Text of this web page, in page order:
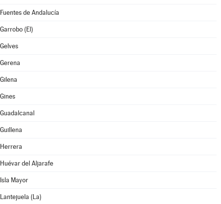
Fuentes de Andalucía
Garrobo (El)
Gelves
Gerena
Gilena
Gines
Guadalcanal
Guillena
Herrera
Huévar del Aljarafe
Isla Mayor
Lantejuela (La)